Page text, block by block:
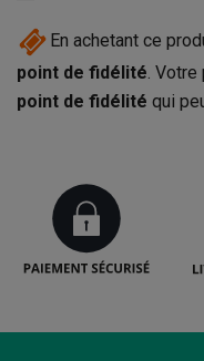
En achetant ce
point de fidélité. Votre
point de fidélité qui